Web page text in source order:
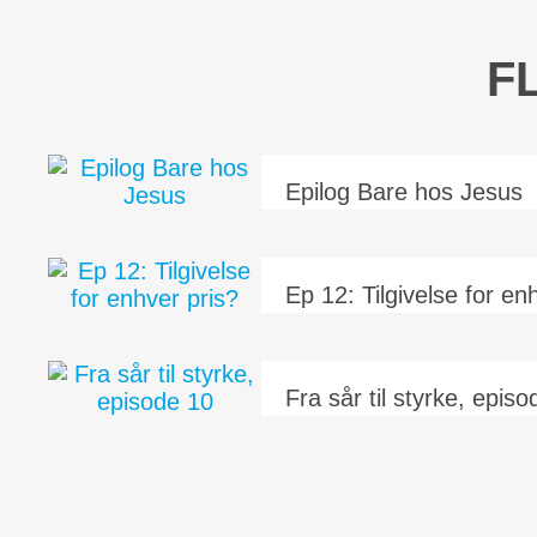
Epilog Bare hos Jesus
Ep 12: Tilgivelse for
Fra sår til styrke,